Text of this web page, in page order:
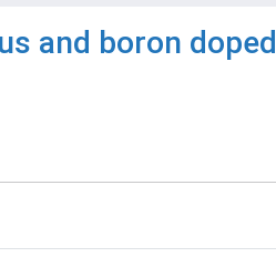
and boron doped